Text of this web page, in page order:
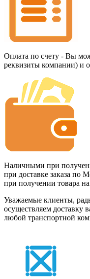
Оплата по счету - Вы
реквизиты компании) и
Наличными при
при доставке заказа по
при получении товара
Уважаемые клиенты,
осуществляем доставку
любой транспортной